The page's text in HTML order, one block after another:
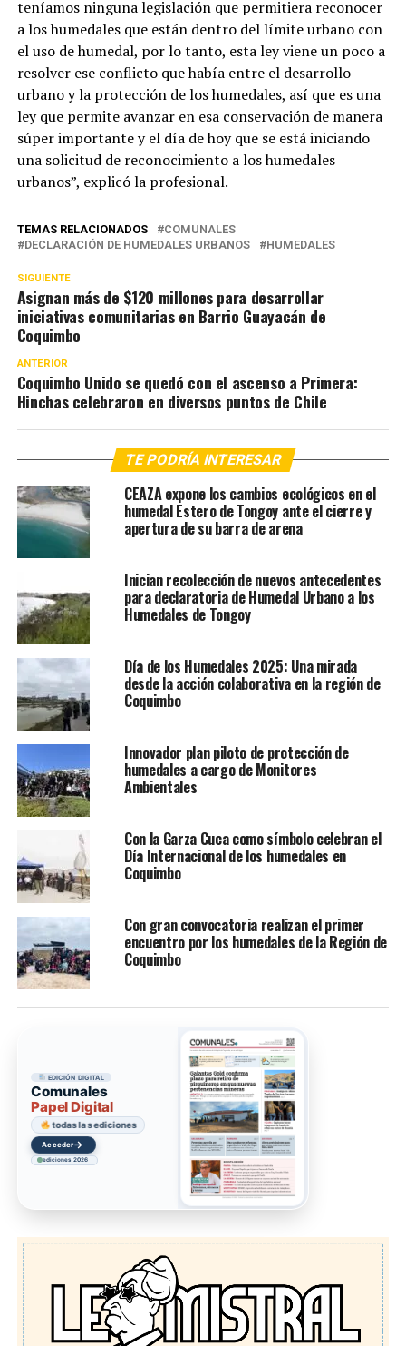
teníamos ninguna legislación que permitiera reconocer
a los humedales que están dentro del límite urbano con
el uso de humedal, por lo tanto, esta ley viene un poco a
resolver ese conflicto que había entre el desarrollo
urbano y la protección de los humedales, así que es una
ley que permite avanzar en esa conservación de manera
súper importante y el día de hoy que se está iniciando
una solicitud de reconocimiento a los humedales
urbanos”, explicó la profesional.
TEMAS RELACIONADOS
COMUNALES
DECLARACIÓN DE HUMEDALES URBANOS
HUMEDALES
SIGUIENTE
Asignan más de $120 millones para desarrollar
iniciativas comunitarias en Barrio Guayacán de
Coquimbo
ANTERIOR
Coquimbo Unido se quedó con el ascenso a Primera:
Hinchas celebraron en diversos puntos de Chile
TE PODRÍA INTERESAR
CEAZA expone los cambios ecológicos en el
humedal Estero de Tongoy ante el cierre y
apertura de su barra de arena
Inician recolección de nuevos antecedentes
para declaratoria de Humedal Urbano a los
Humedales de Tongoy
Día de los Humedales 2025: Una mirada
desde la acción colaborativa en la región de
Coquimbo
Innovador plan piloto de protección de
humedales a cargo de Monitores
Ambientales
Con la Garza Cuca como símbolo celebran el
Día Internacional de los humedales en
Coquimbo
Con gran convocatoria realizan el primer
encuentro por los humedales de la Región de
Coquimbo
EDICIÓN DIGITAL
Comunales
Papel Digital
todas las ediciones
Acceder→
ediciones 2026